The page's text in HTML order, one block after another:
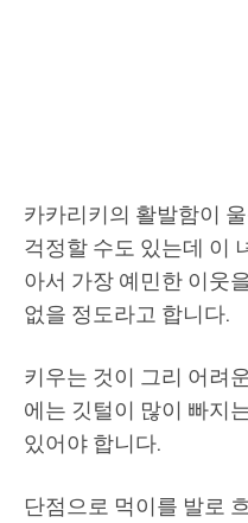
카카리키의 활발함이
걱정할 수도 있는데 이
아서 가장 예민한 이웃
없을 정도라고 합니다.
키우는 것이 그리 어려
에는 깃털이 많이 빠지
있어야 합니다.
단점으로 먹이를 발로